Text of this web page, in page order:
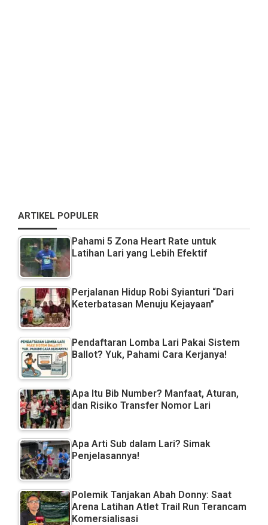
ARTIKEL POPULER
Pahami 5 Zona Heart Rate untuk
Latihan Lari yang Lebih Efektif
Perjalanan Hidup Robi Syianturi “Dari
Keterbatasan Menuju Kejayaan”
Pendaftaran Lomba Lari Pakai Sistem
Ballot? Yuk, Pahami Cara Kerjanya!
Apa Itu Bib Number? Manfaat, Aturan,
dan Risiko Transfer Nomor Lari
Apa Arti Sub dalam Lari? Simak
Penjelasannya!
Polemik Tanjakan Abah Donny: Saat
Arena Latihan Atlet Trail Run Terancam
Komersialisasi